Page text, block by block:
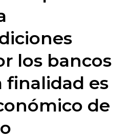
los bancos
finalidad es
de